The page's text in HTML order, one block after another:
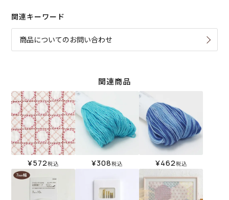
関連キーワード
商品についてのお問い合わせ
関連商品
¥572税込 ¥308税込 ¥462税込